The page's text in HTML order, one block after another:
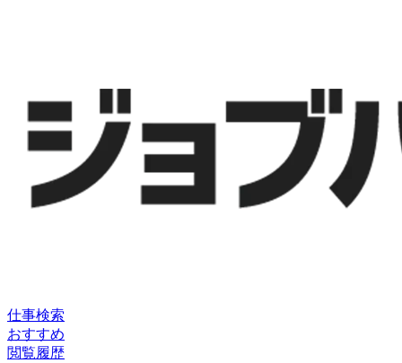
仕事検索
おすすめ
閲覧履歴